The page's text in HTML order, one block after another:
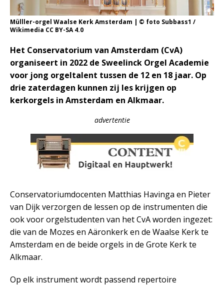
Mülller-orgel Waalse Kerk Amsterdam | © foto Subbass1 /
Wikimedia CC BY-SA 4.0
Het Conservatorium van Amsterdam (CvA)
organiseert in 2022 de Sweelinck Orgel Academie
voor jong orgeltalent tussen de 12 en 18 jaar. Op
drie zaterdagen kunnen zij les krijgen op
kerkorgels in Amsterdam en Alkmaar.
advertentie
Conservatoriumdocenten Matthias Havinga en Pieter
van Dijk verzorgen de lessen op de instrumenten die
ook voor orgelstudenten van het CvA worden ingezet:
die van de Mozes en Aäronkerk en de Waalse Kerk te
Amsterdam en de beide orgels in de Grote Kerk te
Alkmaar.
Op elk instrument wordt passend repertoire